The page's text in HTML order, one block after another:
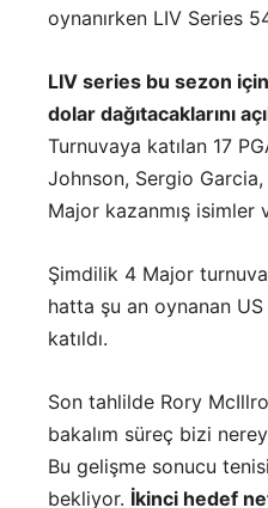
oynanırken LIV Series
LIV series bu sezon
dolar dağıtacaklarını
Turnuvaya katılan 17
Johnson, Sergio
Major kazanmış isimler
Şimdilik 4 Major
hatta şu an oynanan
katıldı.
Son tahlilde Rory
bakalım süreç bizi
Bu gelişme sonucu
bekliyor. İkinci hedef